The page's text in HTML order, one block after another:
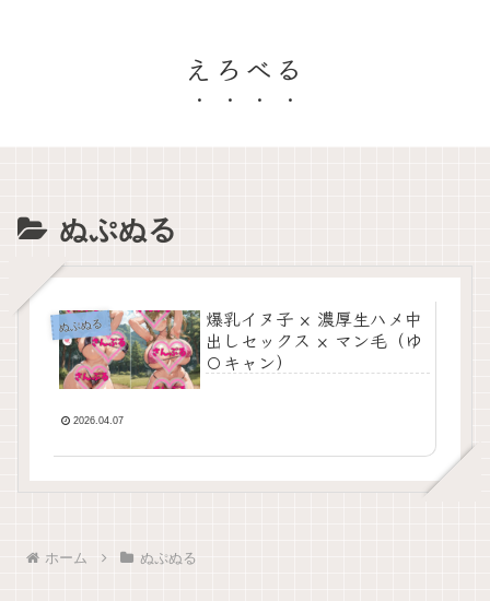
えろべる
ぬぷぬる
ぬぷぬる
爆乳イヌ子 × 濃厚生ハメ中
出しセックス × マン毛（ゆ
〇キャン）
2026.04.07
ホーム ぬぷぬる